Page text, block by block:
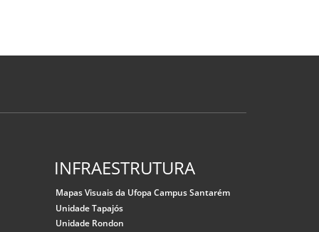
INFRAESTRUTURA
Mapas Visuais da Ufopa Campus Santarém
Unidade Tapajós
Unidade Rondon